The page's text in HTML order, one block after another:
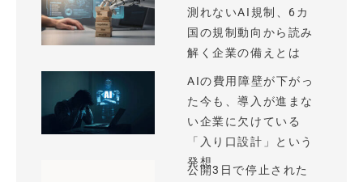
測れないAI規制、6カ
国の規制動向から読み
解く企業の備えとは
AIの費用障壁が下がっ
た今も、導入が進まな
い企業に欠けている
「入り口設計」という
発想
公開3日で停止された